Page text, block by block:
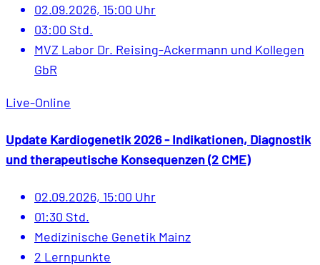
02.09.2026, 15:00 Uhr
03:00 Std.
MVZ Labor Dr. Reising-Ackermann und Kollegen
GbR
Live-Online
Update Kardiogenetik 2026 - Indikationen, Diagnostik
und therapeutische Konsequenzen (2 CME)
02.09.2026, 15:00 Uhr
01:30 Std.
Medizinische Genetik Mainz
2 Lernpunkte